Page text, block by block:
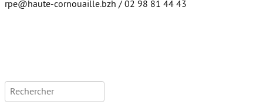
rpe@haute-cornouaille.bzh / 02 98 81 44 43
Rechercher :